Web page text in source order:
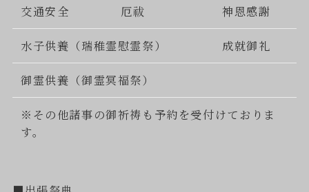
交通安全 厄祓 神恩感謝
水子供養（瑞稚霊慰霊祭） 成就御礼
御霊供養（御霊冥福祭）
※その他諸事の御祈祷も予約を受付けておりま
す。